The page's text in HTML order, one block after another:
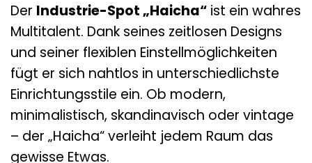
Der Industrie-Spot „Haicha“ ist ein wahres
Multitalent. Dank seines zeitlosen Designs
und seiner flexiblen Einstellmöglichkeiten
fügt er sich nahtlos in unterschiedlichste
Einrichtungsstile ein. Ob modern,
minimalistisch, skandinavisch oder vintage
– der „Haicha“ verleiht jedem Raum das
gewisse Etwas.